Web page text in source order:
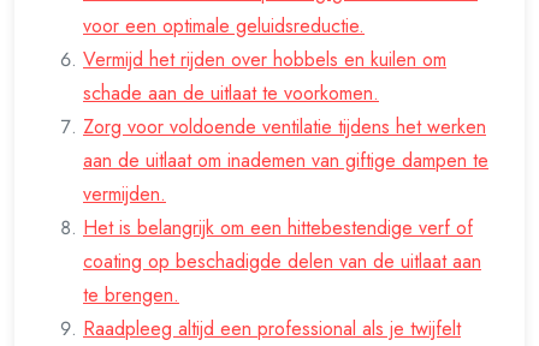
voor een optimale geluidsreductie.
Vermijd het rijden over hobbels en kuilen om
schade aan de uitlaat te voorkomen.
Zorg voor voldoende ventilatie tijdens het werken
aan de uitlaat om inademen van giftige dampen te
vermijden.
Het is belangrijk om een hittebestendige verf of
coating op beschadigde delen van de uitlaat aan
te brengen.
Raadpleeg altijd een professional als je twijfelt